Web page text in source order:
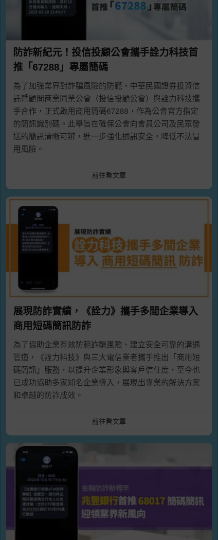
防詐新紀元！投信投顧公會攜手詮力科技首
推「67288」專屬簡碼
為了加強業界對詐騙風險的防範，中華民國證券投資信
託暨顧問商業同業公會（投信投顧公會）與詮力科技攜
手合作，正式啟用商用簡碼67288，作為公會官方指定
的簡訊識別碼。此舉旨在確保公會向會員公司及民眾發
送的簡訊清晰可辨，進一步強化通訊安全，降低不法冒
用風險。
前往看文章
展現防詐實績，《詮力》攜手多間企業導入
商用短碼簡訊防詐
為了協助企業有效防範詐騙風險、建立安全可靠的溝通
管道，《詮力科技》與三大電信業者攜手推出「商用短
碼簡訊」服務，以提升企業形象與客戶信任度，至今也
已成功協助多家知名企業導入，展現出專業的解決方案
和卓越的防詐成效。
前往看文章